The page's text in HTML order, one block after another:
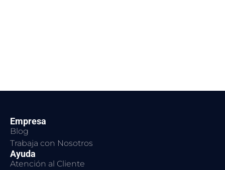
Empresa
Blog
Trabaja con Nosotros
Ayuda
Atención al Cliente